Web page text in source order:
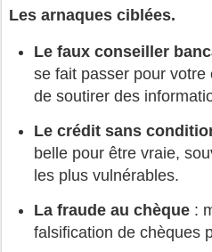
Les arnaques ciblées.
Le faux conseiller
se fait passer pour
de soutirer des
Le crédit sans
belle pour être vraie,
les plus vulnérables.
La fraude au chèque :
falsification de chèques